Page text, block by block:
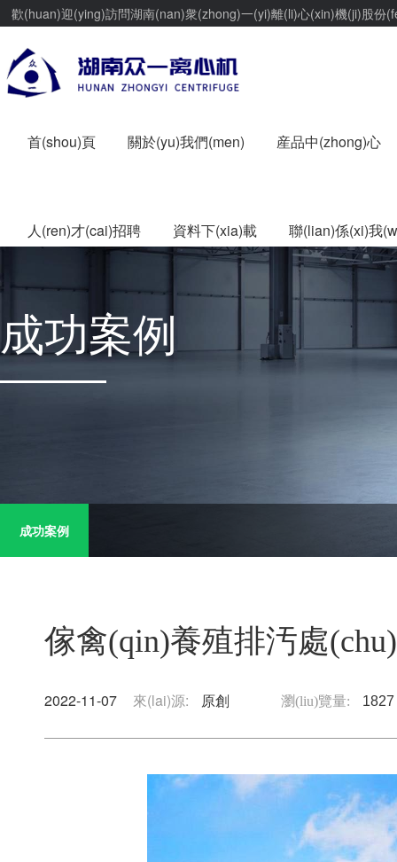
歡(huan)迎(ying)訪問湖南(nan)衆(zhong)一(yi)離(li)心(xin)機(ji)股份
首(shou)頁 關於(yu)我們(men) 産品中(zhong)心
人(ren)才(cai)招聘 資料下(xia)載 聯(lian)係(xi)我
成功案例
成功案例
傢禽(qin)養殖排汚處
2022-11-07 來(lai)源: 原創 瀏(liu)覽量: 1827